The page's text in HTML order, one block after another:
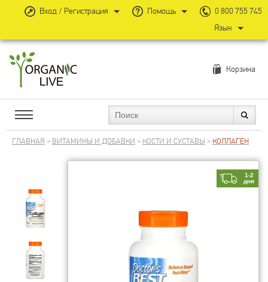
Корзина
ГЛАВНАЯ > ВИТАМИНЫ И ДОБАВКИ > КОСТИ И СУСТАВЫ > КОЛЛАГЕН
1-2
дня
Вход / Регистрация Помощь
0 800 755 745
Язык